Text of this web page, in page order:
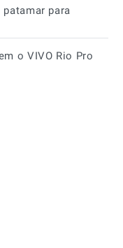
para
o VIVO Rio Pro